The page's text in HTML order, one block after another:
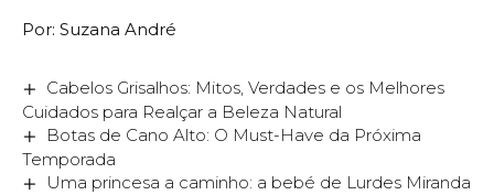
Por: Suzana André
Cabelos Grisalhos: Mitos, Verdades e os Melhores
Cuidados para Realçar a Beleza Natural
Botas de Cano Alto: O Must-Have da Próxima
Temporada
Uma princesa a caminho: a bebé de Lurdes Miranda